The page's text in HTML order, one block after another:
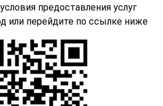
предоставления услуг
или перейдите по ссылке ниже